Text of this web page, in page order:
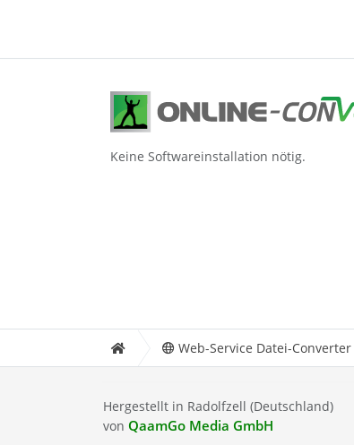
Keine Softwareinstallation nötig.
Web-Service Datei-Converter
Hergestellt in Radolfzell (Deutschland)
von QaamGo Media GmbH